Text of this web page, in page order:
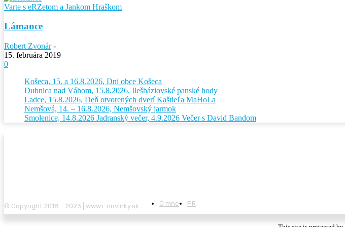
Varte s eRZetom a Jankom Hraškom
Lámance
Robert Zvonár -
15. februára 2019
0
Košeca, 15. a 16.8.2026, Dni obce Košeca
Dubnica nad Váhom, 15.8.2026, Ilešháziovské panské hody
Ladce, 15.8.2026, Deň otvorených dverí Kaštieľa MaHoLa
Nemšová, 14. – 16.8.2026, Nemšovský jarmok
Smolenice, 14.8.2026 Jadranský večer, 4.9.2026 Večer s David Bandom
© Copyright 2018 - 2023 | www.i-novinky.sk O mne PR